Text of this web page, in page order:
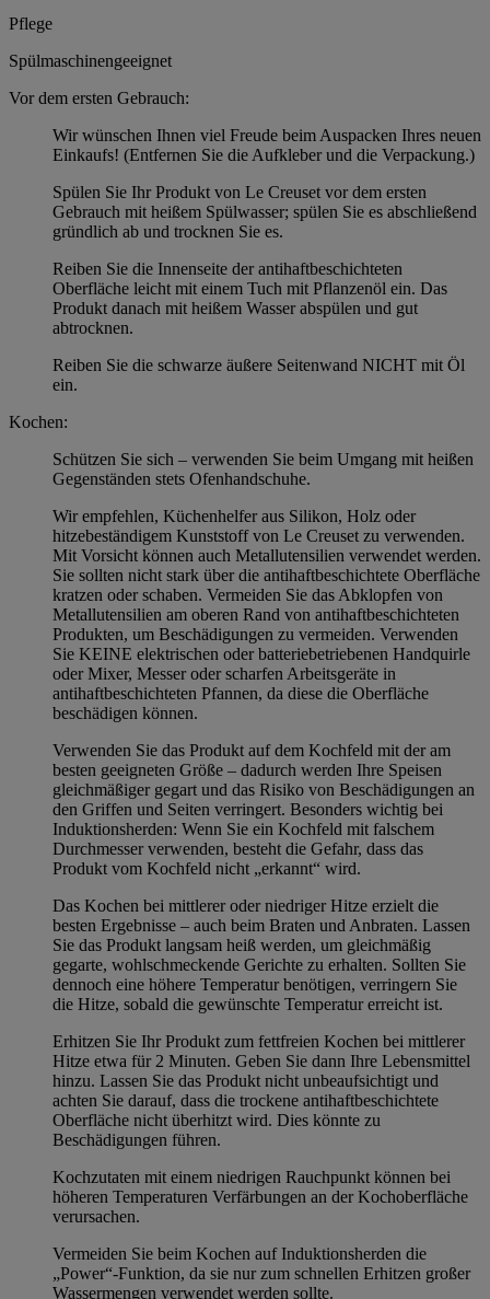
Pflege
Spülmaschinengeeignet
Vor dem ersten Gebrauch:
Wir wünschen Ihnen viel Freude beim Auspacken Ihres neuen
Einkaufs! (Entfernen Sie die Aufkleber und die Verpackung.)
Spülen Sie Ihr Produkt von Le Creuset vor dem ersten
Gebrauch mit heißem Spülwasser; spülen Sie es abschließend
gründlich ab und trocknen Sie es.
Reiben Sie die Innenseite der antihaftbeschichteten
Oberfläche leicht mit einem Tuch mit Pflanzenöl ein. Das
Produkt danach mit heißem Wasser abspülen und gut
abtrocknen.
Reiben Sie die schwarze äußere Seitenwand NICHT mit Öl
ein.
Kochen:
Schützen Sie sich – verwenden Sie beim Umgang mit heißen
Gegenständen stets Ofenhandschuhe.
Wir empfehlen, Küchenhelfer aus Silikon, Holz oder
hitzebeständigem Kunststoff von Le Creuset zu verwenden.
Mit Vorsicht können auch Metallutensilien verwendet werden.
Sie sollten nicht stark über die antihaftbeschichtete Oberfläche
kratzen oder schaben. Vermeiden Sie das Abklopfen von
Metallutensilien am oberen Rand von antihaftbeschichteten
Produkten, um Beschädigungen zu vermeiden. Verwenden
Sie KEINE elektrischen oder batteriebetriebenen Handquirle
oder Mixer, Messer oder scharfen Arbeitsgeräte in
antihaftbeschichteten Pfannen, da diese die Oberfläche
beschädigen können.
Verwenden Sie das Produkt auf dem Kochfeld mit der am
besten geeigneten Größe – dadurch werden Ihre Speisen
gleichmäßiger gegart und das Risiko von Beschädigungen an
den Griffen und Seiten verringert. Besonders wichtig bei
Induktionsherden: Wenn Sie ein Kochfeld mit falschem
Durchmesser verwenden, besteht die Gefahr, dass das
Produkt vom Kochfeld nicht „erkannt“ wird.
Das Kochen bei mittlerer oder niedriger Hitze erzielt die
besten Ergebnisse – auch beim Braten und Anbraten. Lassen
Sie das Produkt langsam heiß werden, um gleichmäßig
gegarte, wohlschmeckende Gerichte zu erhalten. Sollten Sie
dennoch eine höhere Temperatur benötigen, verringern Sie
die Hitze, sobald die gewünschte Temperatur erreicht ist.
Erhitzen Sie Ihr Produkt zum fettfreien Kochen bei mittlerer
Hitze etwa für 2 Minuten. Geben Sie dann Ihre Lebensmittel
hinzu. Lassen Sie das Produkt nicht unbeaufsichtigt und
achten Sie darauf, dass die trockene antihaftbeschichtete
Oberfläche nicht überhitzt wird. Dies könnte zu
Beschädigungen führen.
Kochzutaten mit einem niedrigen Rauchpunkt können bei
höheren Temperaturen Verfärbungen an der Kochoberfläche
verursachen.
Vermeiden Sie beim Kochen auf Induktionsherden die
„Power“-Funktion, da sie nur zum schnellen Erhitzen großer
Wassermengen verwendet werden sollte.